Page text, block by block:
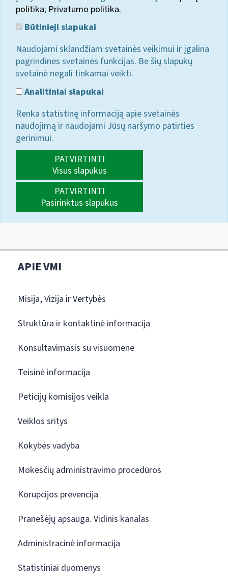
politika; Privatumo politika.
Būtinieji slapukai
Naudojami sklandžiam svetainės veikimui ir įgalina
pagrindines svetainės funkcijas. Be šių slapukų
svetainė negali tinkamai veikti.
Analitiniai slapukai
Renka statistinę informaciją apie svetainės
naudojimą ir naudojami Jūsų naršymo patirties
gerinimui.
PATVIRTINTI
Visus slapukus
PATVIRTINTI
Pasirinktus slapukus
APIE VMI
Misija, Vizija ir Vertybės
Struktūra ir kontaktinė informacija
Konsultavimasis su visuomene
Teisinė informacija
Peticijų komisijos veikla
Veiklos sritys
Kokybės vadyba
Mokesčių administravimo procedūros
Korupcijos prevencija
Pranešėjų apsauga. Vidinis kanalas
Administracinė informacija
Statistiniai duomenys